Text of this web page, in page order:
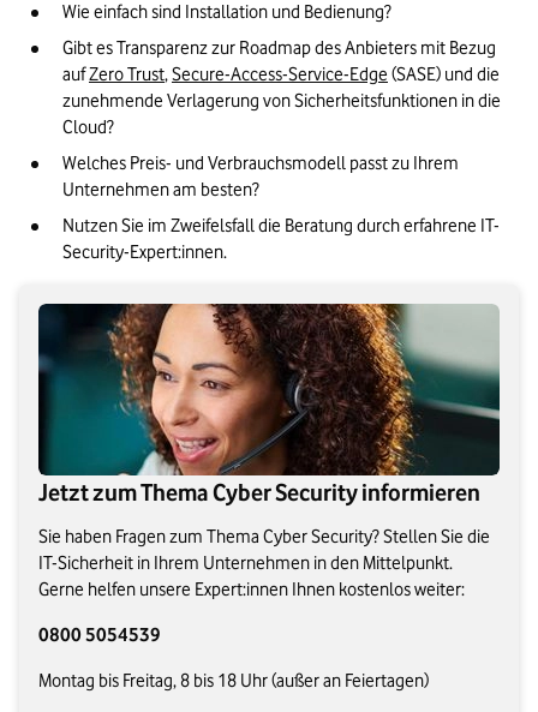
Wie einfach sind Installation und Bedienung?
Gibt es Transparenz zur Roadmap des Anbieters mit Bezug
auf Zero Trust, Secure-Access-Service-Edge (SASE) und die
zunehmende Verlagerung von Sicherheitsfunktionen in die
Cloud?
Welches Preis- und Verbrauchsmodell passt zu Ihrem
Unternehmen am besten?
Nutzen Sie im Zweifelsfall die Beratung durch erfahrene IT-
Security-Expert:innen.
Jetzt zum Thema Cyber Security informieren
Sie haben Fragen zum Thema Cyber Security? Stellen Sie die
IT-Sicherheit in Ihrem Unternehmen in den Mittelpunkt.
Gerne helfen unsere Expert:innen Ihnen kostenlos weiter:
0800 5054539
Montag bis Freitag, 8 bis 18 Uhr (außer an Feiertagen)